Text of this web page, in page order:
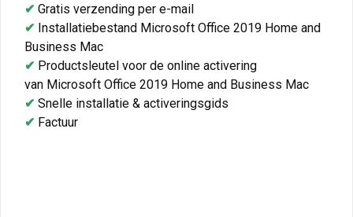
✔ Gratis verzending per e-mail
✔ Installatiebestand Microsoft Office 2019 Home and
Business Mac
✔ Productsleutel voor de online activering
van Microsoft Office 2019 Home and Business Mac
✔ Snelle installatie & activeringsgids
✔ Factuur